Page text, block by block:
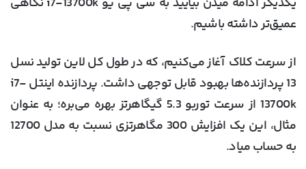
عمیق‌تر داشته باشیم.
از سرعت‌ کلاک آغاز می‌کنیم، که در طول کل لاین تولید نسل
13 پردازنده‌ها بهبود قابل توجهی داشت. پردازنده اینتل i7-
13700k از سرعت توربو 5.3 گیگاهرتز بهره می‌بره؛ به عنوان
مثال، این یک افزایش 300 مگاهرتزی نسبت به مدل 12700
به حساب میاد.